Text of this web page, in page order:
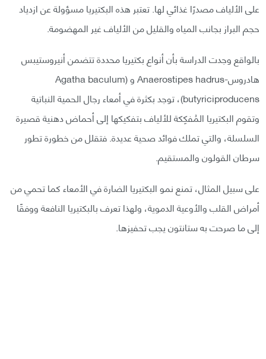
على الألياف مصدرًا غذائي لها. تعتبر هذه البكتيريا مسؤولة عن ازدياد
حجم البراز بجانب المياه والقليل من الألياف غير المهضومة.
بالواقع وجدت الدراسة بأن أنواع بكتيريا محددة تتضمن أنيروستيبس
هادروس-Anaerostipes hadrus و (Agatha baculum
butyriciproducens)، توجد بكثرة في أمعاء رجال الحمية النباتية
وتقوم البكتيريا المُفكِكة للألياف بتفكيكها إلى أحماض دهنية قصيرة
السلسلة، والتي تملك فوائد صحية عديدة. فتقلل من خطورة تطور
سرطان القولون والمستقيم.
على سبيل المثال، تمنع نمو البكتيريا الضارة في الأمعاء كما تحمي من
أمراض القلب والأوعية الدموية، ولهذا تعرف بالبكتيريا النافعة ووفقًا
إلى ما صرحت به ستانتون يجب تحفيزها.